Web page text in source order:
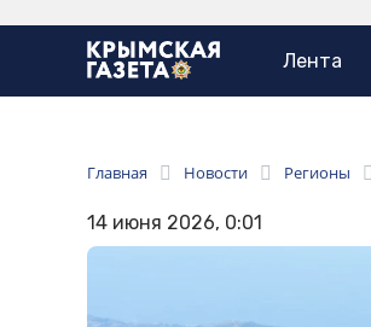
Лента
Главная Новости Регионы
14 июня 2026, 0:01